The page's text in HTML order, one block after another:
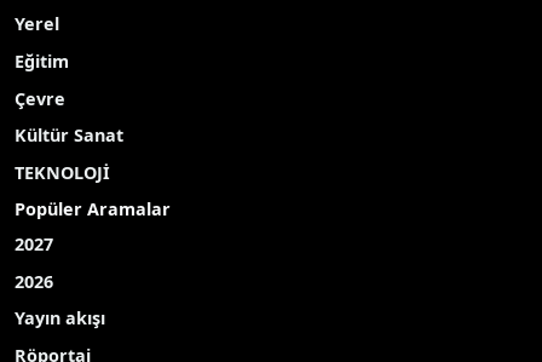
Yerel
Eğitim
Çevre
Kültür Sanat
TEKNOLOJİ
Popüler Aramalar
2027
2026
Yayın akışı
Röportaj